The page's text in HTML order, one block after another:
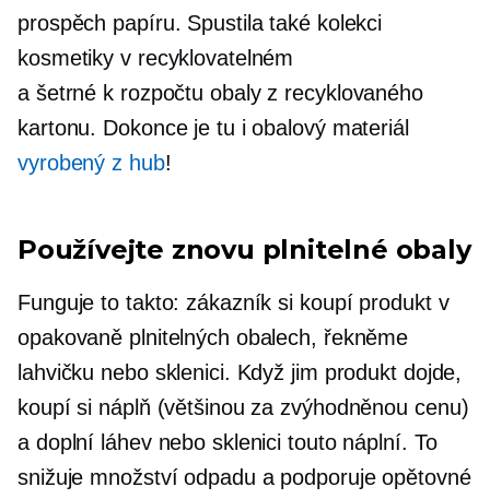
prospěch papíru. Spustila také kolekci
kosmetiky v recyklovatelném
a šetrné k rozpočtu obaly z recyklovaného
kartonu. Dokonce je tu i obalový materiál
vyrobený z hub!
Používejte znovu plnitelné obaly
Funguje to takto: zákazník si koupí produkt v
opakovaně plnitelných obalech, řekněme
lahvičku nebo sklenici. Když jim produkt dojde,
koupí si náplň (většinou za zvýhodněnou cenu)
a doplní láhev nebo sklenici touto náplní. To
snižuje množství odpadu a podporuje opětovné